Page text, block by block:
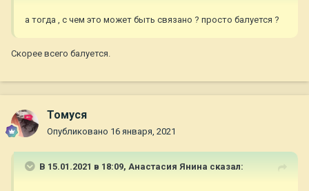
а тогда , с чем это может быть связано ? просто балуется ?
Скорее всего балуется.
Томуся
Опубликовано 16 января, 2021
В 15.01.2021 в 18:09, Анастасия Янина сказал: